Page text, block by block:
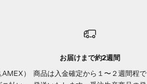
）
お届けまで約2週間
商品は入金確定から１〜２週間程で